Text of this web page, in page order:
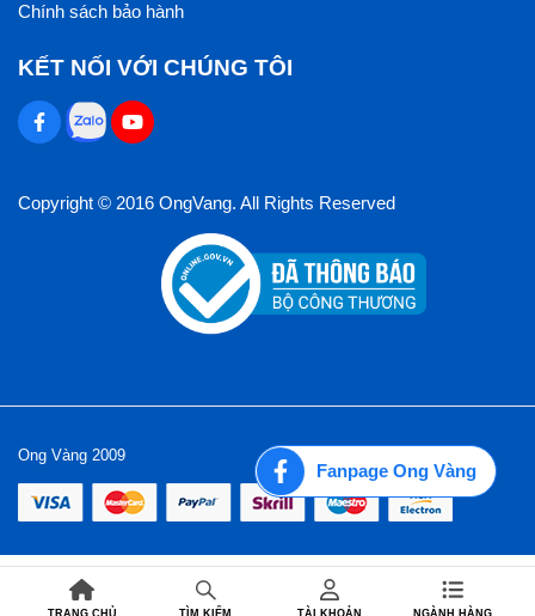
Chính sách bảo hành
KẾT NỐI VỚI CHÚNG TÔI
Copyright © 2016 OngVang. All Rights Reserved
Ong Vàng 2009
Fanpage Ong Vàng
TRANG CHỦ TÌM KIẾM TÀI KHOẢN NGÀNH HÀNG